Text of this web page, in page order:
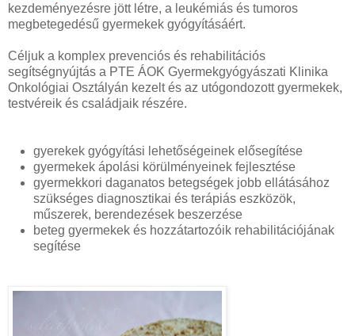
kezdeményezésre jött létre, a leukémiás és tumoros
megbetegedésű gyermekek gyógyításáért.
Céljuk a komplex prevenciós és rehabilitációs
segítségnyújtás a PTE ÁOK Gyermekgyógyászati Klinika
Onkológiai Osztályán kezelt és az utógondozott gyermekek,
testvéreik és családjaik részére.
gyerekek gyógyítási lehetőségeinek elősegítése
gyermekek ápolási körülményeinek fejlesztése
gyermekkori daganatos betegségek jobb ellátásához
szükséges diagnosztikai és terápiás eszközök,
műszerek, berendezések beszerzése
beteg gyermekek és hozzátartozóik rehabilitációjának
segítése